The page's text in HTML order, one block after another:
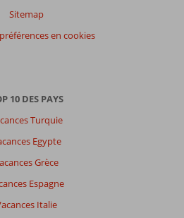
Sitemap
en cookies
10 DES PAYS
Turquie
Egypte
Grèce
Espagne
Italie